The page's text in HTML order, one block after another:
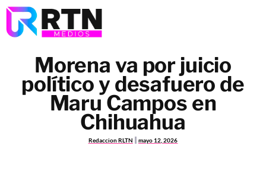
Morena va por juicio
político y desafuero de
Maru Campos en
Chihuahua
Redaccion RLTN mayo 12, 2026